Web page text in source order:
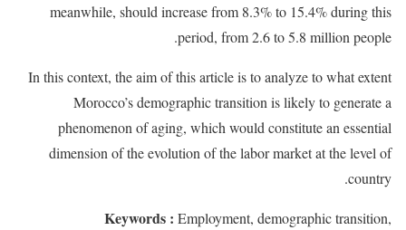
meanwhile, should increase from 8.3% to 15.4% during this
period, from 2.6 to 5.8 million people.
In this context, the aim of this article is to analyze to what extent
Morocco’s demographic transition is likely to generate a
phenomenon of aging, which would constitute an essential
dimension of the evolution of the labor market at the level of
country.
Keywords : Employment, demographic transition,